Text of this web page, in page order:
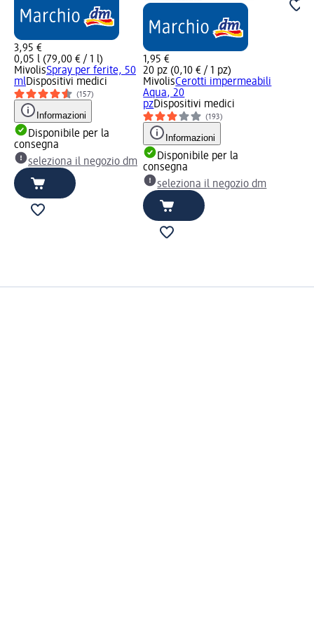
3,95 €
0,05 l (79,00 € / 1 l)
MivolisSpray per ferite, 50
mlDispositivi medici
(157)
Informazioni
Disponibile per la
consegna
seleziona il negozio dm
1,95 €
20 pz (0,10 € / 1 pz)
MivolisCerotti impermeabili
Aqua, 20
pzDispositivi medici
(193)
Informazioni
Disponibile per la
consegna
seleziona il negozio dm